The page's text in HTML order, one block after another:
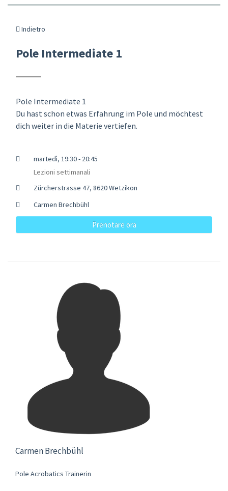
Indietro
Pole Intermediate 1
Pole Intermediate 1
Du hast schon etwas Erfahrung im Pole und möchtest
dich weiter in die Materie vertiefen.
martedì, 19:30 - 20:45
Lezioni settimanali
Zürcherstrasse 47, 8620 Wetzikon
Carmen Brechbühl
Prenotare ora
Carmen Brechbühl
Pole Acrobatics Trainerin